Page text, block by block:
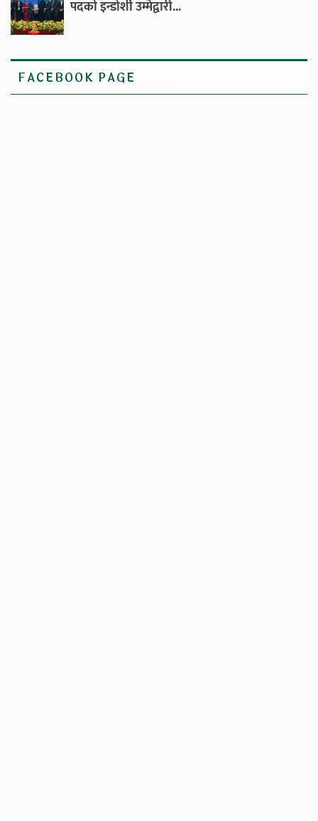
पदको इन्डोर्शी उम्मेद्वारी...
FACEBOOK PAGE